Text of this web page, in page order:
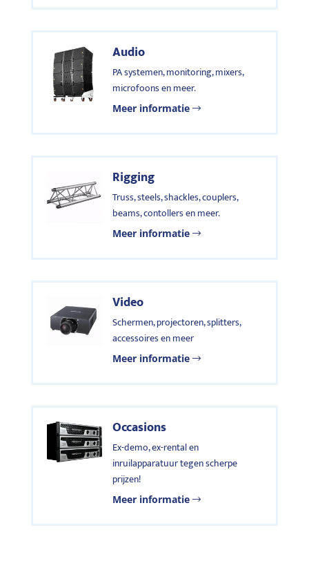
Audio
PA systemen, monitoring, mixers,
microfoons en meer.
Meer informatie
Rigging
Truss, steels, shackles, couplers,
beams, contollers en meer.
Meer informatie
Video
Schermen, projectoren, splitters,
accessoires en meer
Meer informatie
Occasions
Ex-demo, ex-rental en
inruilapparatuur tegen scherpe
prijzen!
Meer informatie